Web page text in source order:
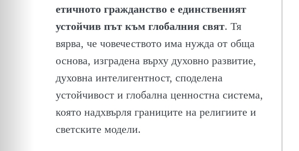
ЛИЧНОСТИ
етичното гражданство е единственият
устойчив път към глобалния свят. Тя
вярва, че човечеството има нужда от обща
основа, изградена върху духовно развитие,
духовна интелигентност, споделена
устойчивост и глобална ценностна система,
която надхвърля границите на религиите и
светските модели.